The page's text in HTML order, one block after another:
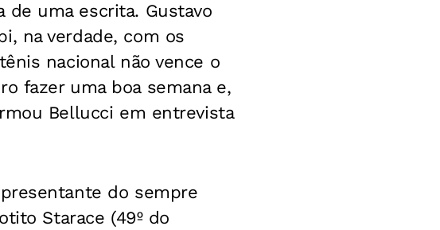
uma escrita. Gustavo
na verdade, com os
nacional não vence o
fazer uma boa semana e,
Bellucci em entrevista
do sempre
Starace (49º do